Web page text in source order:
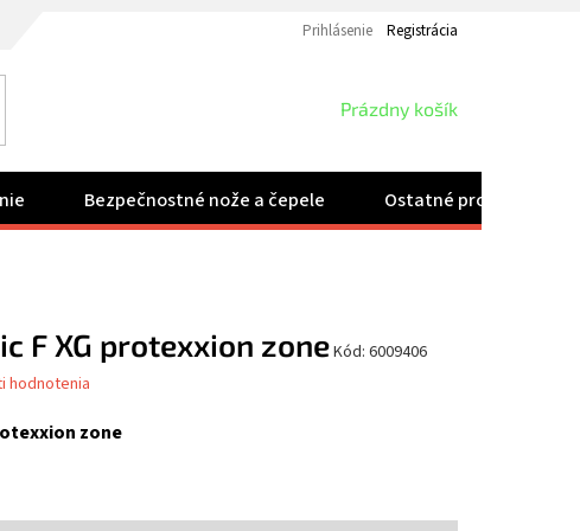
Prihlásenie Registrácia
NÁKUPNÝ
Prázdny košík
Bezpečnostné nože a čepele Ostatné produkty
zone
F XG protexxion zoneKód: 6009406
hodnotenia